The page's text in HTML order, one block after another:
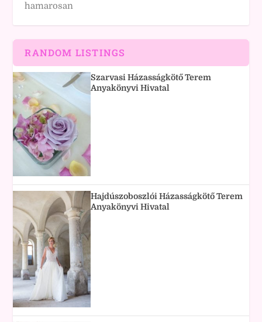
hamarosan
RANDOM LISTINGS
Szarvasi Házasságkötő Terem
Anyakönyvi Hivatal
Hajdúszoboszlói Házasságkötő Terem
Anyakönyvi Hivatal